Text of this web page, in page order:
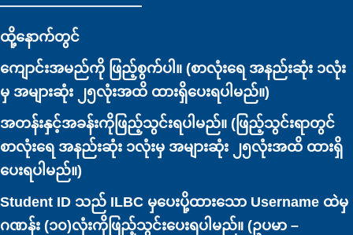
——————————
ထို့နောက်တွင်
ကျောင်းအမည်ကို ဖြည့်စွက်ပါ။ (စာလုံးရေ အနည်းဆုံး ၁လုံး
မှ အများဆုံး ၂၅လုံးအထိ ထားရှိပေးရပါမည်။)
အတန်းနှင့်အခန်းကိုဖြည့်သွင်းရပါမည်။ (ဖြည့်သွင်းရာတွင်
စာလုံးရေ အနည်းဆုံး ၁လုံးမှ အများဆုံး ၂၅လုံးအထိ ထားရှိ
ပေးရပါမည်။)
Student ID သည် ILBC မှပေးပို့ထားသော Username ထဲမှ
ဂဏန်း (၁၀)လုံးကိုဖြည့်သွင်းပေးရပါမည်။ (ဥပမာ –